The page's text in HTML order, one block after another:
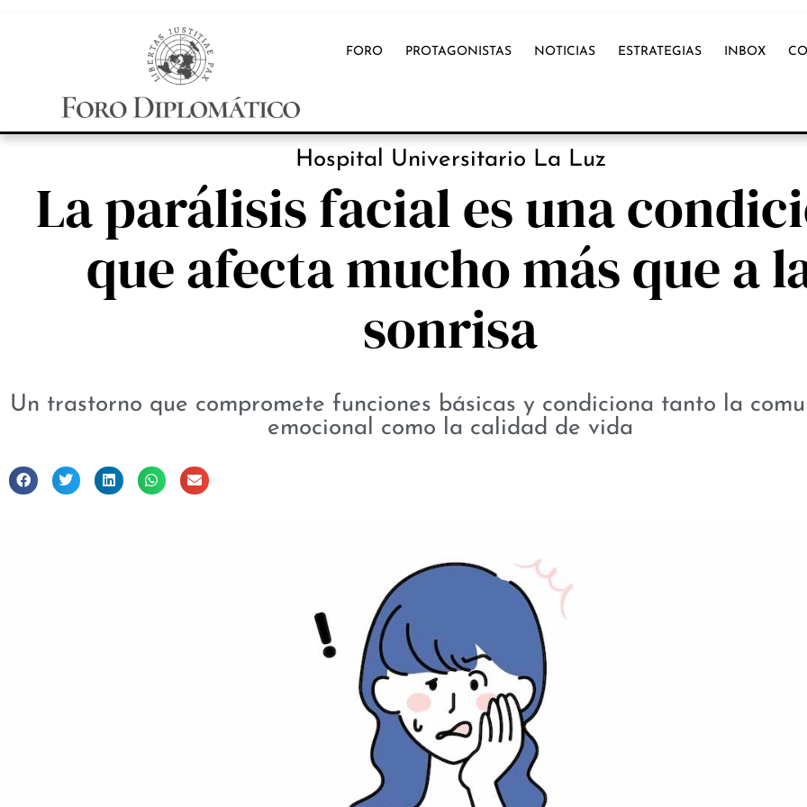
FORO PROTAGONISTAS NOTICIAS ESTRATEGIAS INBOX
Hospital Universitario La Luz
La parálisis facial es una
que afecta mucho más que a
sonrisa
Un trastorno que compromete funciones básicas y condiciona tanto la
emocional como la calidad de vida